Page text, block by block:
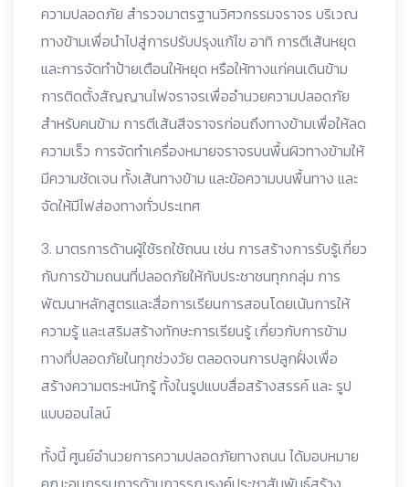
ความปลอดภัย สำรวจมาตรฐานวิศวกรรมจราจร บริเวณ
ทางข้ามเพื่อนำไปสู่การปรับปรุงแก้ไข อาทิ การตีเส้นหยุด
และการจัดทำป้ายเตือนให้หยุด หรือให้ทางแก่คนเดินข้าม
การติดตั้งสัญญานไฟจราจรเพื่ออำนวยความปลอดภัย
สำหรับคนข้าม การตีเส้นสีจราจรก่อนถึงทางข้ามเพื่อให้ลด
ความเร็ว การจัดทำเครื่องหมายจราจรบนพื้นผิวทางข้ามให้
มีความชัดเจน ทั้งเส้นทางข้าม และข้อความบนพื้นทาง และ
จัดให้มีไฟส่องทางทั่วประเทศ
3. มาตรการด้านผู้ใช้รถใช้ถนน เช่น การสร้างการรับรู้เกี่ยว
กับการข้ามถนนที่ปลอดภัยให้กับประชาชนทุกกลุ่ม การ
พัฒนาหลักสูตรและสื่อการเรียนการสอนโดยเน้นการให้
ความรู้ และเสริมสร้างทักษะการเรียนรู้ เกี่ยวกับการข้าม
ทางที่ปลอดภัยในทุกช่วงวัย ตลอดจนการปลูกฝั่งเพื่อ
สร้างความตระหนักรู้ ทั้งในรูปแบบสื่อสร้างสรรค์ และ รูป
แบบออนไลน์
ทั้งนี้ ศูนย์อำนวยการความปลอดภัยทางถนน ได้มอบหมาย